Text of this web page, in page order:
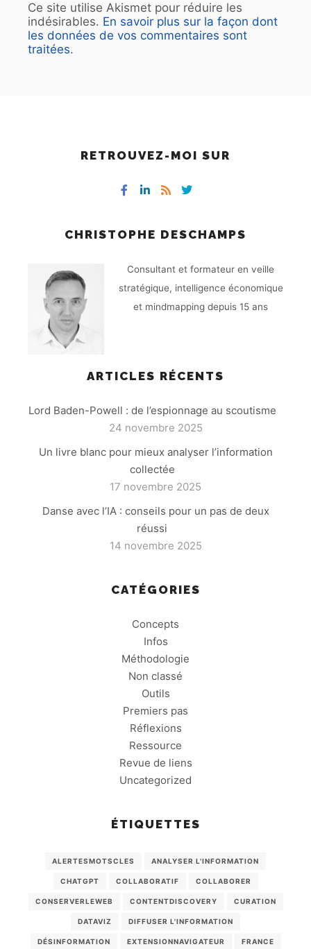
Ce site utilise Akismet pour réduire les
indésirables. En savoir plus sur la façon dont
les données de vos commentaires sont
traitées.
RETROUVEZ-MOI SUR
CHRISTOPHE DESCHAMPS
Consultant et formateur en veille
stratégique, intelligence économique
et mindmapping depuis 15 ans
ARTICLES RÉCENTS
Lord Baden-Powell : de l’espionnage au scoutisme
24 novembre 2025
Un livre blanc pour mieux analyser l’information
collectée
17 novembre 2025
Danse avec l’IA : conseils pour un pas de deux
réussi
14 novembre 2025
CATÉGORIES
Concepts
Infos
Méthodologie
Non classé
Outils
Premiers pas
Réflexions
Ressource
Revue de liens
Uncategorized
ÉTIQUETTES
ALERTESMOTSCLES ANALYSER L'INFORMATION
CHATGPT COLLABORATIF COLLABORER
CONSERVERLEWEB CONTENTDISCOVERY CURATION
DATAVIZ DIFFUSER L'INFORMATION
DÉSINFORMATION EXTENSIONNAVIGATEUR FRANCE